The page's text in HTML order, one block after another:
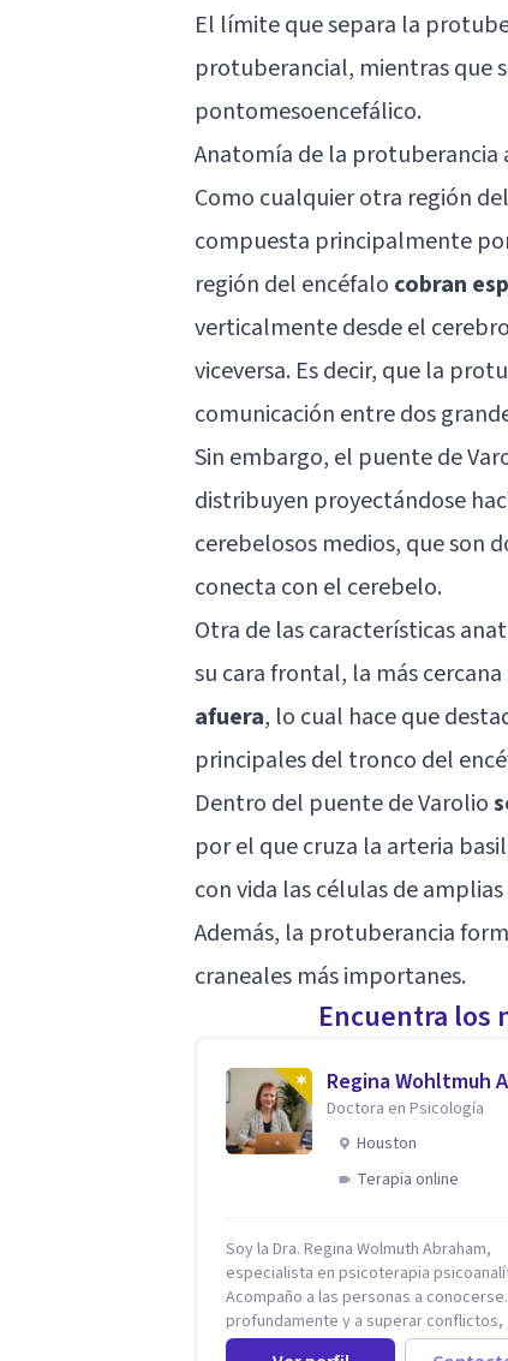
El límite que separa la
protuberancial, mientras que
pontomesoencefálico.
Anatomía de la protuberancia
Como cualquier otra región
compuesta principalmente
región del encéfalo cobran
verticalmente desde el
viceversa. Es decir, que la
comunicación entre dos
Sin embargo, el puente de
distribuyen proyectándose
cerebelosos medios, que son
conecta con el cerebelo.
Otra de las características
su cara frontal, la más
afuera, lo cual hace que
principales del tronco del
Dentro del puente de Varolio
por el que cruza la arteria
con vida las células de
Además, la protuberancia
craneales más importanes.
Encuentra los
Regina Wohltmuh
Doctora en Psicología
Houston
Terapia online
Soy la Dra. Regina Wolmuth Abraham,
especialista en psicoterapia
Acompaño a las personas a conocerse
profundamente y a superar conflictos,
problemas emocionales y traumas